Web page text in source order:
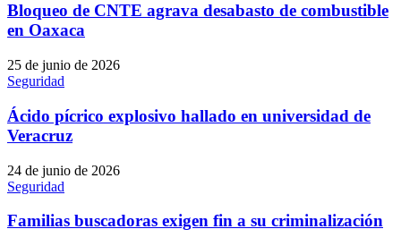
Bloqueo de CNTE agrava desabasto de combustible
en Oaxaca
25 de junio de 2026
Seguridad
Ácido pícrico explosivo hallado en universidad de
Veracruz
24 de junio de 2026
Seguridad
Familias buscadoras exigen fin a su criminalización